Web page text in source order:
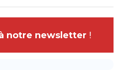
notre newsletter !